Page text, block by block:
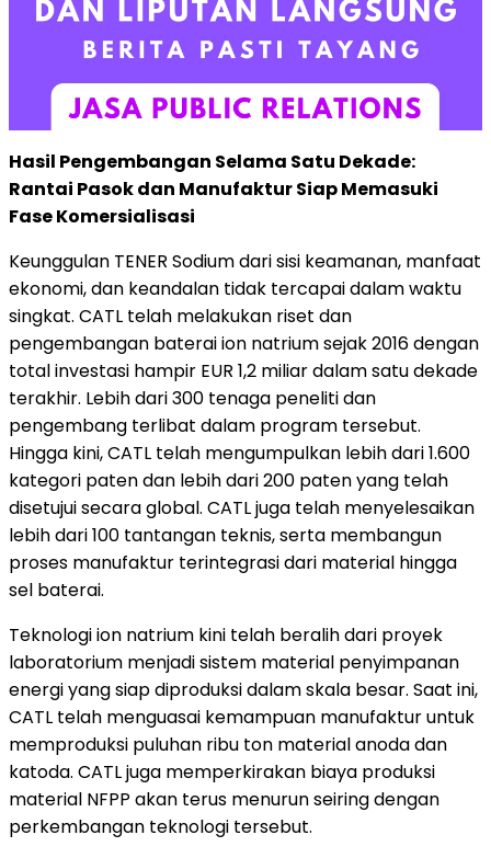
Hasil Pengembangan Selama Satu Dekade:
Rantai Pasok dan Manufaktur Siap Memasuki
Fase Komersialisasi
Keunggulan TENER Sodium dari sisi keamanan, manfaat
ekonomi, dan keandalan tidak tercapai dalam waktu
singkat. CATL telah melakukan riset dan
pengembangan baterai ion natrium sejak 2016 dengan
total investasi hampir EUR 1,2 miliar dalam satu dekade
terakhir. Lebih dari 300 tenaga peneliti dan
pengembang terlibat dalam program tersebut.
Hingga kini, CATL telah mengumpulkan lebih dari 1.600
kategori paten dan lebih dari 200 paten yang telah
disetujui secara global. CATL juga telah menyelesaikan
lebih dari 100 tantangan teknis, serta membangun
proses manufaktur terintegrasi dari material hingga
sel baterai.
Teknologi ion natrium kini telah beralih dari proyek
laboratorium menjadi sistem material penyimpanan
energi yang siap diproduksi dalam skala besar. Saat ini,
CATL telah menguasai kemampuan manufaktur untuk
memproduksi puluhan ribu ton material anoda dan
katoda. CATL juga memperkirakan biaya produksi
material NFPP akan terus menurun seiring dengan
perkembangan teknologi tersebut.